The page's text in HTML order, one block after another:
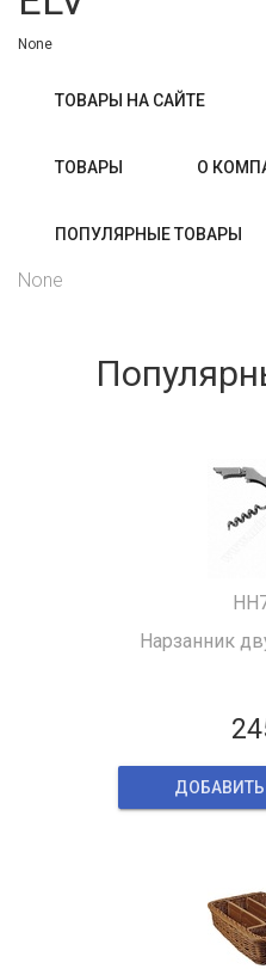
None
ТОВАРЫ НА САЙТЕ
ТОВАРЫ О
ПОПУЛЯРНЫЕ ТОВАРЫ
None
Нарзанник